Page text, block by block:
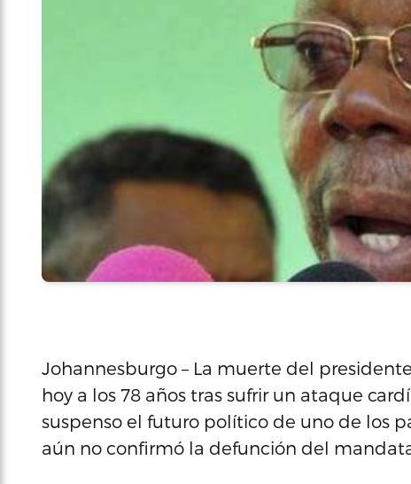
Johannesburgo – La muerte del
hoy a los 78 años tras sufrir un ataque
suspenso el futuro político de uno de los
aún no confirmó la defunción del